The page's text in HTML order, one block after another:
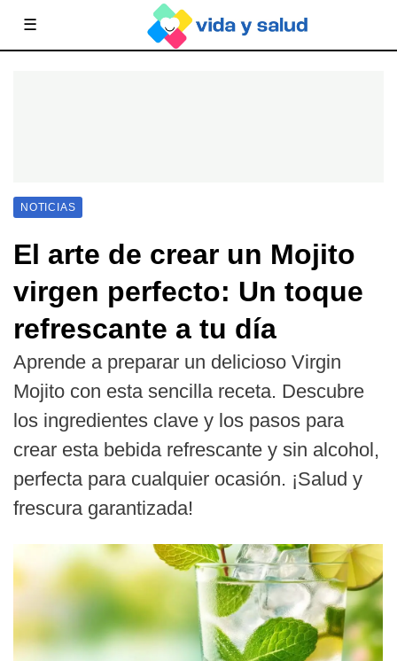
☰
NOTICIAS
El arte de crear un Mojito
virgen perfecto: Un toque
refrescante a tu día
Aprende a preparar un delicioso Virgin
Mojito con esta sencilla receta. Descubre
los ingredientes clave y los pasos para
crear esta bebida refrescante y sin alcohol,
perfecta para cualquier ocasión. ¡Salud y
frescura garantizada!